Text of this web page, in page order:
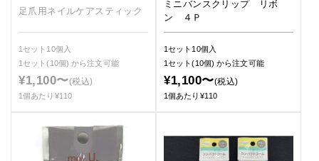
足爪用ネイルケアスティック
1セット10個入
1セット(10個)から注文可能
¥1,100〜(税込)
1個あたり¥110
ミニバンスクリップ リボ
ン ４Ｐ
1セット10個入
1セット(10個)から注文可能
¥1,100〜(税込)
1個あたり¥110